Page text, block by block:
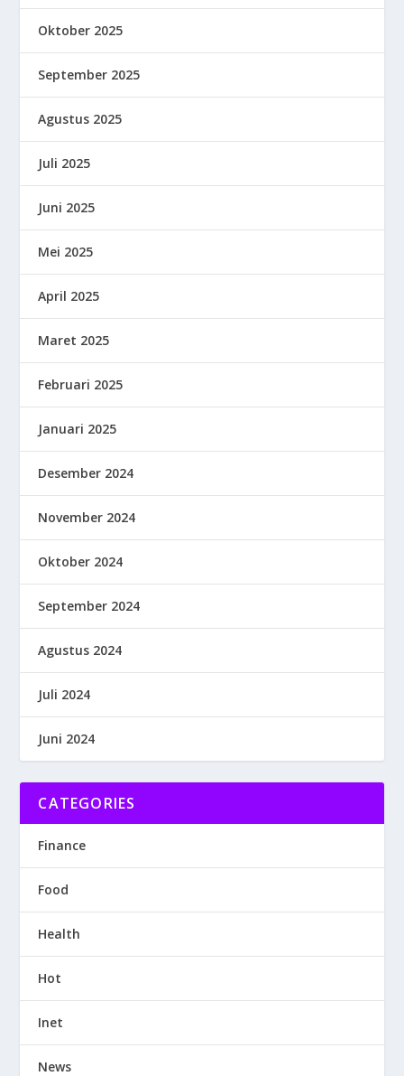
Oktober 2025
September 2025
Agustus 2025
Juli 2025
Juni 2025
Mei 2025
April 2025
Maret 2025
Februari 2025
Januari 2025
Desember 2024
November 2024
Oktober 2024
September 2024
Agustus 2024
Juli 2024
Juni 2024
CATEGORIES
Finance
Food
Health
Hot
Inet
News